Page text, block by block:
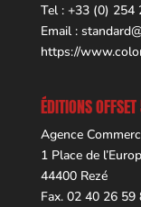
Tel : +33 (0) 254
Email :
https://
ÉDITIONS
Agence
1 Place de
44400 Rezé
Fax. 02 40 26 59